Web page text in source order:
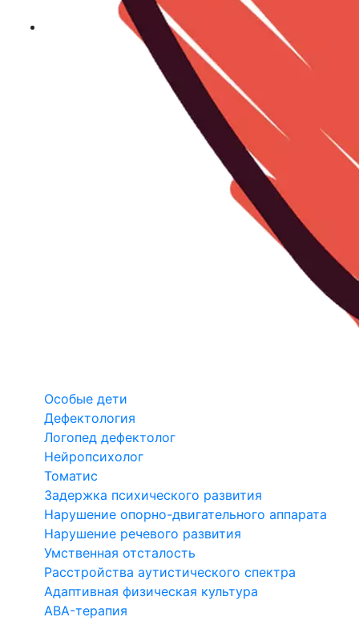
Особые дети
Дефектология
Логопед дефектолог
Нейропсихолог
Томатис
Задержка психического развития
Нарушение опорно-двигательного аппарата
Нарушение речевого развития
Умственная отсталость
Расстройства аутистического спектра
Адаптивная физическая культура
ABA-терапия